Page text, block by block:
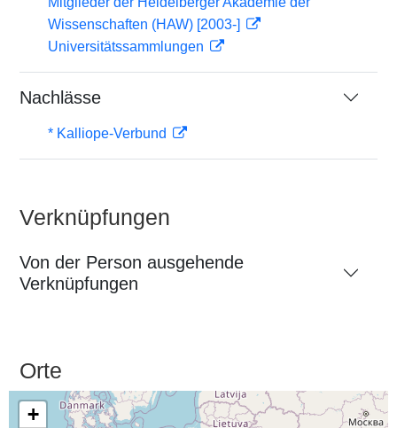
Wissenschaften (HAW) [2003-]
Universitätssammlungen
Nachlässe
* Kalliope-Verbund
Verknüpfungen
Von der Person ausgehende
Verknüpfungen
Orte
+